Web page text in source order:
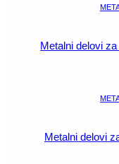
Metalni delovi
Metalni delovi